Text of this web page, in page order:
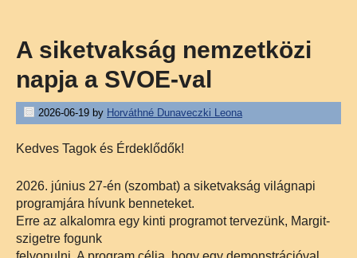
A siketvakság nemzetközi
napja a SVOE-val
2026-06-19 by Horváthné Dunaveczki Leona
Kedves Tagok és Érdeklődők!
2026. június 27-én (szombat) a siketvakság világnapi
programjára hívunk benneteket.
Erre az alkalomra egy kinti programot tervezünk, Margit-
szigetre fogunk